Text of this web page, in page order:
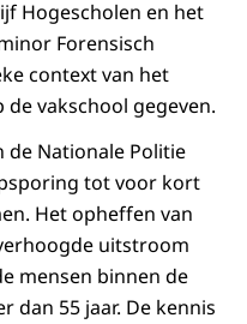
Hogescholen en het
Forensisch
context van het
vakschool gegeven.
de Nationale Politie
tot voor kort
Het opheffen van
uitstroom
mensen binnen de
dan 55 jaar. De kennis